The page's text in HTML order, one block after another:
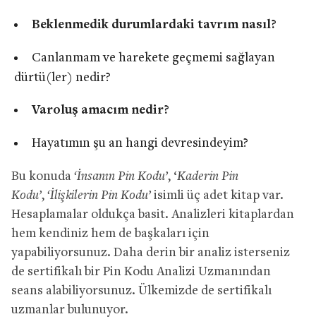
Beklenmedik durumlardaki tavrım nasıl?
Canlanmam ve harekete geçmemi sağlayan
dürtü(ler) nedir?
Varoluş amacım nedir?
Hayatımın şu an hangi devresindeyim?
Bu konuda ‘İnsanın Pin Kodu’, ‘Kaderin Pin
Kodu’, ‘İlişkilerin Pin Kodu’ isimli üç adet kitap var.
Hesaplamalar oldukça basit. Analizleri kitaplardan
hem kendiniz hem de başkaları için
yapabiliyorsunuz. Daha derin bir analiz isterseniz
de sertifikalı bir Pin Kodu Analizi Uzmanından
seans alabiliyorsunuz. Ülkemizde de sertifikalı
uzmanlar bulunuyor.